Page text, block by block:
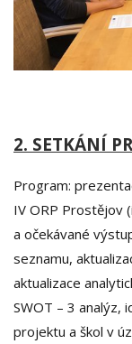
2. SETKÁNÍ
Program:
IV ORP Prostějov
a očekávané
seznamu,
aktualizace
SWOT – 3 analýz,
projektu a škol v